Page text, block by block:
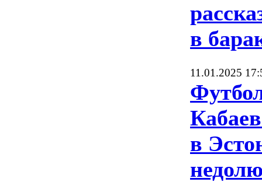
в
11.01.2025
в